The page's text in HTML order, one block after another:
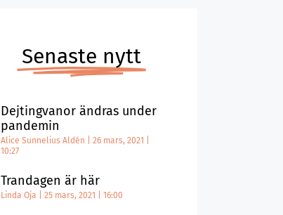
Senaste nytt
Dejtingvanor ändras under
pandemin
Alice Sunnelius Aldén
26 mars, 2021
10:27
Trandagen är här
Linda Oja 25 mars, 2021 16:00